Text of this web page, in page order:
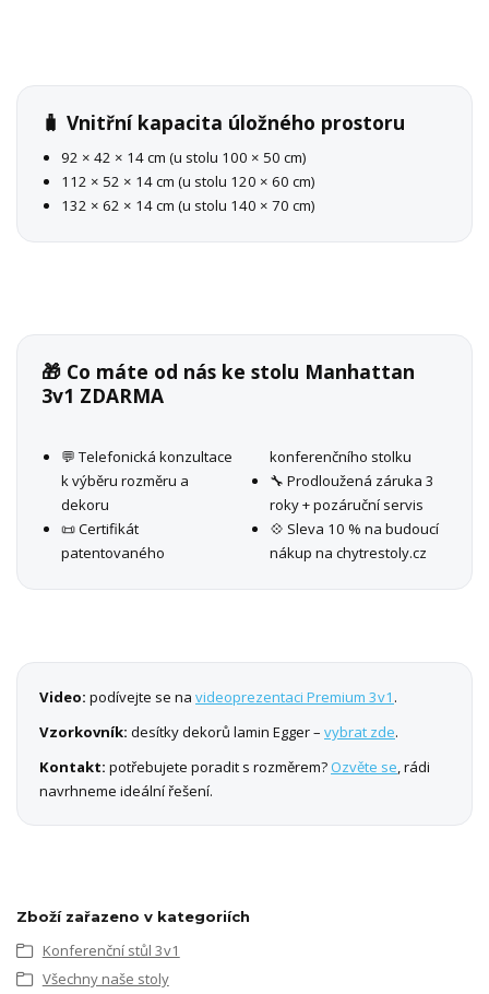
🧳 Vnitřní kapacita úložného prostoru
92 × 42 × 14 cm (u stolu 100 × 50 cm)
112 × 52 × 14 cm (u stolu 120 × 60 cm)
132 × 62 × 14 cm (u stolu 140 × 70 cm)
🎁 Co máte od nás ke stolu Manhattan
3v1 ZDARMA
💬 Telefonická konzultace
k výběru rozměru a
dekoru
📜 Certifikát
patentovaného
konferenčního stolku
🔧 Prodloužená záruka 3
roky + pozáruční servis
💠 Sleva 10 % na budoucí
nákup na chytrestoly.cz
Video: podívejte se na videoprezentaci Premium 3v1 .
Vzorkovník: desítky dekorů lamin Egger – vybrat zde.
Kontakt: potřebujete poradit s rozměrem? Ozvěte se, rádi
navrhneme ideální řešení.
Zboží zařazeno v kategoriích
Konferenční stůl 3v1
Všechny naše stoly